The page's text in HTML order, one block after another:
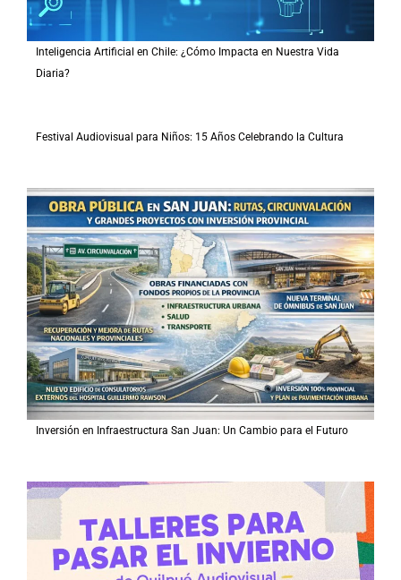
Inteligencia Artificial en Chile: ¿Cómo Impacta en Nuestra Vida
Diaria?
Festival Audiovisual para Niños: 15 Años Celebrando la Cultura
Inversión en Infraestructura San Juan: Un Cambio para el Futuro